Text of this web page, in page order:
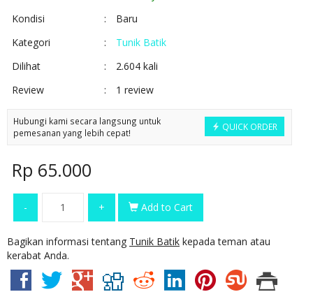
Kondisi
:
Baru
Kategori
:
Tunik Batik
Dilihat
:
2.604 kali
Review
: 1 review
QUICK ORDER
Hubungi kami secara langsung untuk
pemesanan yang lebih cepat!
Rp 65.000
- + Add to Cart
Bagikan informasi tentang Tunik Batik kepada teman atau
kerabat Anda.